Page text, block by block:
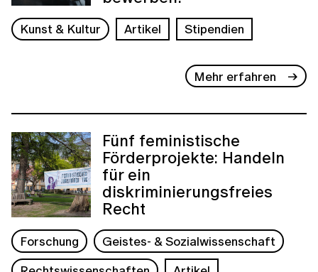
Kunst & Kultur Artikel Stipendien
Mehr erfahren
Fünf feministische
Förderprojekte: Handeln
für ein
diskriminierungsfreies
Recht
Forschung
Geistes- & Sozialwissenschaft